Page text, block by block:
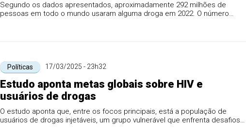
Segundo os dados apresentados, aproximadamente 292 milhões de
pessoas em todo o mundo usaram alguma droga em 2022. O número
Políticas 17/03/2025 - 23h32
Estudo aponta metas globais sobre HIV e
usuários de drogas
O estudo aponta que, entre os focos principais, está a população de
usuários de drogas injetáveis, um grupo vulnerável que enfrenta desafios